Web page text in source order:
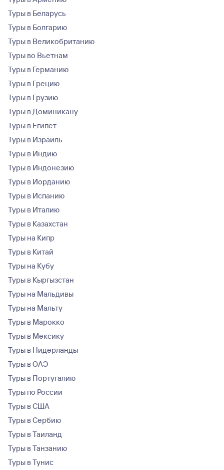
Туры в Беларусь
Туры в Болгарию
Туры в Великобританию
Туры во Вьетнам
Туры в Германию
Туры в Грецию
Туры в Грузию
Туры в Доминикану
Туры в Египет
Туры в Израиль
Туры в Индию
Туры в Индонезию
Туры в Иорданию
Туры в Испанию
Туры в Италию
Туры в Казахстан
Туры на Кипр
Туры в Китай
Туры на Кубу
Туры в Кыргызстан
Туры на Мальдивы
Туры на Мальту
Туры в Марокко
Туры в Мексику
Туры в Нидерланды
Туры в ОАЭ
Туры в Португалию
Туры по России
Туры в США
Туры в Сербию
Туры в Таиланд
Туры в Танзанию
Туры в Тунис